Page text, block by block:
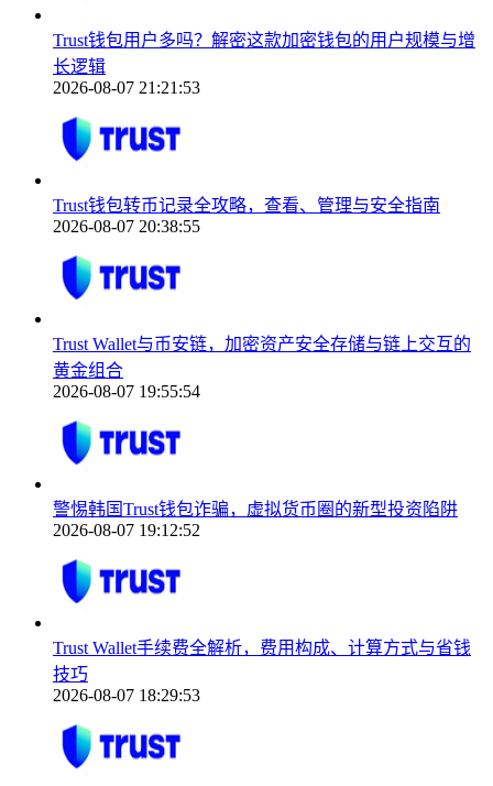
Trust钱包用户多吗？解密这款加密钱包的用户规模与增
长逻辑
2026-08-07 21:21:53
Trust钱包转币记录全攻略，查看、管理与安全指南
2026-08-07 20:38:55
Trust Wallet与币安链，加密资产安全存储与链上交互的
黄金组合
2026-08-07 19:55:54
警惕韩国Trust钱包诈骗，虚拟货币圈的新型投资陷阱
2026-08-07 19:12:52
Trust Wallet手续费全解析，费用构成、计算方式与省钱
技巧
2026-08-07 18:29:53